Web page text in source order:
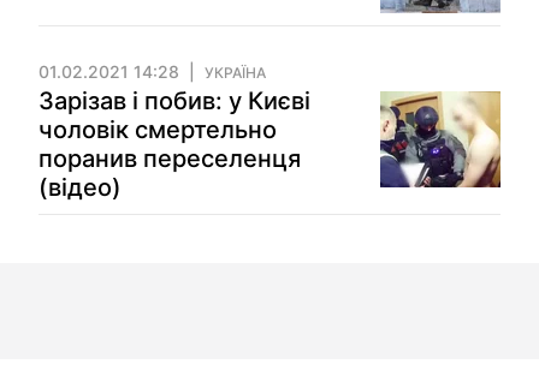
01.02.2021 14:28 УКРАЇНА
Зарізав і побив: у Києві
чоловік смертельно
поранив переселенця
(відео)